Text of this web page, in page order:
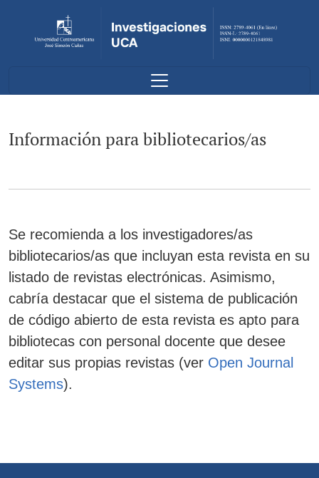
Información para bibliotecarios/as
Se recomienda a los investigadores/as
bibliotecarios/as que incluyan esta revista en su
listado de revistas electrónicas. Asimismo,
cabría destacar que el sistema de publicación
de código abierto de esta revista es apto para
bibliotecas con personal docente que desee
editar sus propias revistas (ver Open Journal
Systems).